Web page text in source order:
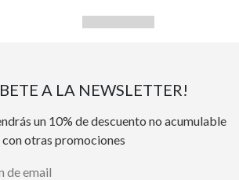
A LA NEWSLETTER!
un 10% de descuento no acumulable
con otras promociones